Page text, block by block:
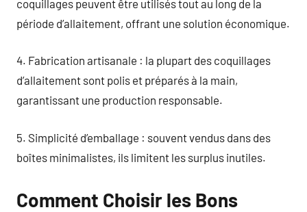
coquillages peuvent être utilisés tout au long de la
période d’allaitement, offrant une solution économique.
4. Fabrication artisanale : la plupart des coquillages
d’allaitement sont polis et préparés à la main,
garantissant une production responsable.
5. Simplicité d’emballage : souvent vendus dans des
boîtes minimalistes, ils limitent les surplus inutiles.
Comment Choisir les Bons